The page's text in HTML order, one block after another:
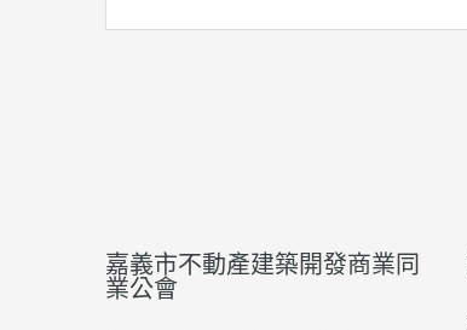
嘉義市不動產建築開發商業同
業公會